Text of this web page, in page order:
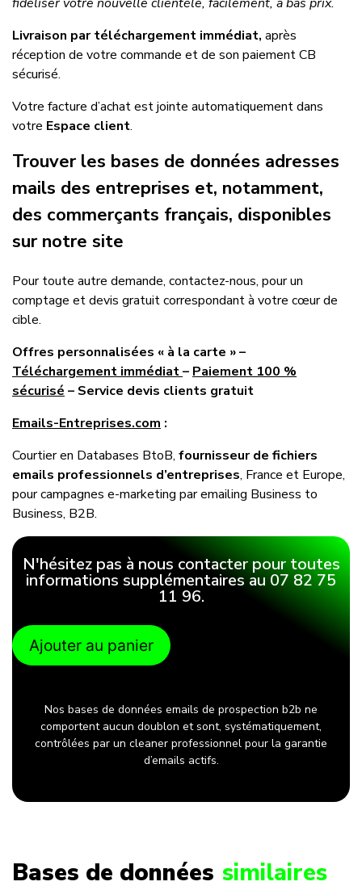
Livraison par téléchargement immédiat, après
réception de votre commande et de son paiement CB
sécurisé.
Votre facture d’achat est jointe automatiquement dans
votre Espace client.
Trouver les bases de données adresses
mails des entreprises et, notamment,
des commerçants français, disponibles
sur notre site
Pour toute autre demande, contactez-nous, pour un
comptage et devis gratuit correspondant à votre cœur de
cible.
Offres personnalisées « à la carte » –
Téléchargement immédiat– Paiement 100 %
sécurisé – Service devis clients gratuit
Emails-Entreprises.com :
Courtier en Databases BtoB, fournisseur de fichiers
emails professionnels d’entreprises, France et Europe,
pour campagnes e-marketing par emailing Business to
Business, B2B.
N'hésitez pas à nous contacter pour toutes
informations supplémentaires au 07 82 75
11 96.
Ajouter au panier
Nos bases de données emails de prospection b2b ne
comportent aucun doublon et sont, systématiquement,
contrôlées par un cleaner professionnel pour la garantie
d’emails actifs.
Bases de données similaires